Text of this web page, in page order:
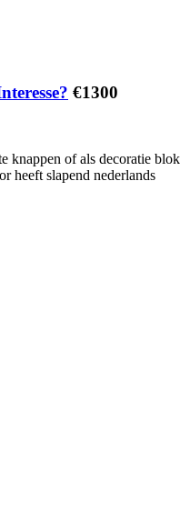
€1300
knappen of als decoratie blok
heeft slapend nederlands